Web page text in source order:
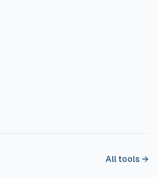
All tools →